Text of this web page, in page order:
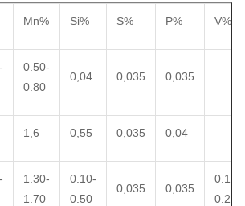
Mn% Si% S% P% V%
0.50-
0.80
0,04 0,035 0,035
1,6 0,55 0,035 0,04
1.30-
1.70
0.10-
0.50
0,035 0,035
0.10-
0.20